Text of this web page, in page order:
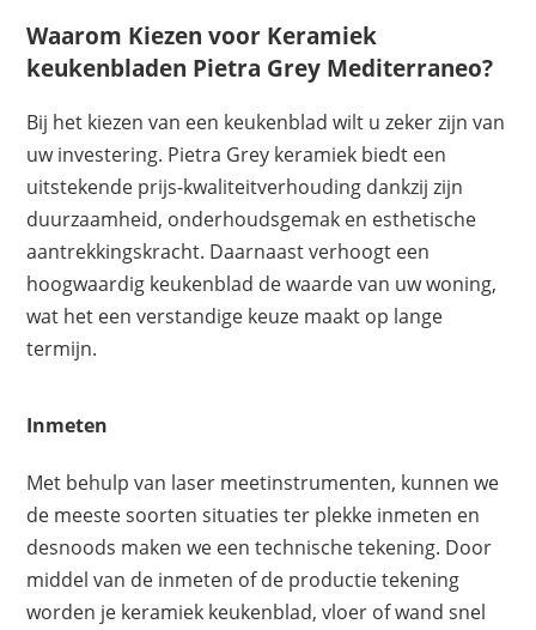
Waarom Kiezen voor Keramiek
keukenbladen Pietra Grey Mediterraneo?
Bij het kiezen van een keukenblad wilt u zeker zijn van
uw investering. Pietra Grey keramiek biedt een
uitstekende prijs-kwaliteitverhouding dankzij zijn
duurzaamheid, onderhoudsgemak en esthetische
aantrekkingskracht. Daarnaast verhoogt een
hoogwaardig keukenblad de waarde van uw woning,
wat het een verstandige keuze maakt op lange
termijn.
Inmeten
Met behulp van laser meetinstrumenten, kunnen we
de meeste soorten situaties ter plekke inmeten en
desnoods maken we een technische tekening. Door
middel van de inmeten of de productie tekening
worden je keramiek keukenblad, vloer of wand snel